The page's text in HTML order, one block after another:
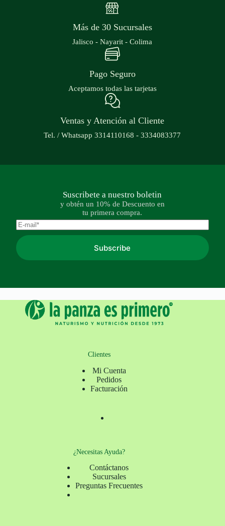
Más de 30 Sucursales
Jalisco - Nayarit - Colima
Pago Seguro
Aceptamos todas las tarjetas
Ventas y Atención al Cliente
Tel. / Whatsapp 3314110168 - 3334083377
Suscribete a nuestro boletin
y obtén un 10% de Descuento en
tu primera compra.
Subscribe
Clientes
Mi Cuenta
Pedidos
Facturación
¿Necesitas Ayuda?
Contáctanos
Sucursales
Preguntas Frecuentes